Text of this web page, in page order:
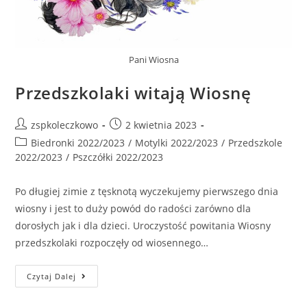
Pani Wiosna
Przedszkolaki witają Wiosnę
zspkoleczkowo
2 kwietnia 2023
Biedronki 2022/2023 / Motylki 2022/2023 / Przedszkole
2022/2023 / Pszczółki 2022/2023
Po długiej zimie z tęsknotą wyczekujemy pierwszego dnia
wiosny i jest to duży powód do radości zarówno dla
dorosłych jak i dla dzieci. Uroczystość powitania Wiosny
przedszkolaki rozpoczęły od wiosennego…
Czytaj Dalej